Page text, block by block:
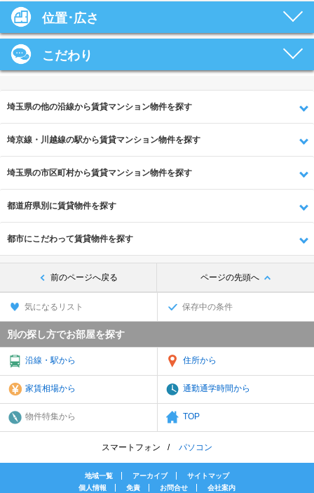
位置･広さ
こだわり
埼玉県の他の沿線から賃貸マンション物件を探す
埼京線・川越線の駅から賃貸マンション物件を探す
埼玉県の市区町村から賃貸マンション物件を探す
都道府県別に賃貸物件を探す
都市にこだわって賃貸物件を探す
前のページへ戻る ページの先頭へ
気になるリスト 保存中の条件
別の探し方でお部屋を探す
沿線・駅から 住所から
家賃相場から 通勤通学時間から
物件特集から TOP
スマートフォン パソコン
地域一覧 アーカイブ
サイトマップ
個人情報
免責 お問合せ 会社案内